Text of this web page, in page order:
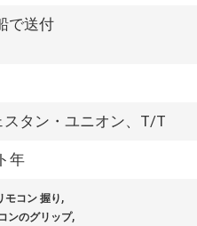
で送付
タン・ユニオン、T/T
年
モコン 握り ,
ンのグリップ,